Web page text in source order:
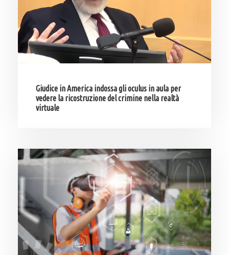
Giudice in America indossa gli oculus in aula per
vedere la ricostruzione del crimine nella realtà
virtuale